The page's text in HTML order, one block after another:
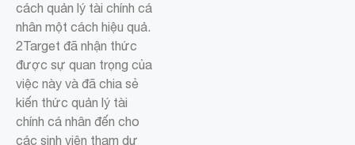
cách quản lý tài chính cá
nhân một cách hiệu quả.
2Target đã nhận thức
được sự quan trọng của
việc này và đã chia sẻ
kiến thức quản lý tài
chính cá nhân đến cho
các sinh viên tham dự